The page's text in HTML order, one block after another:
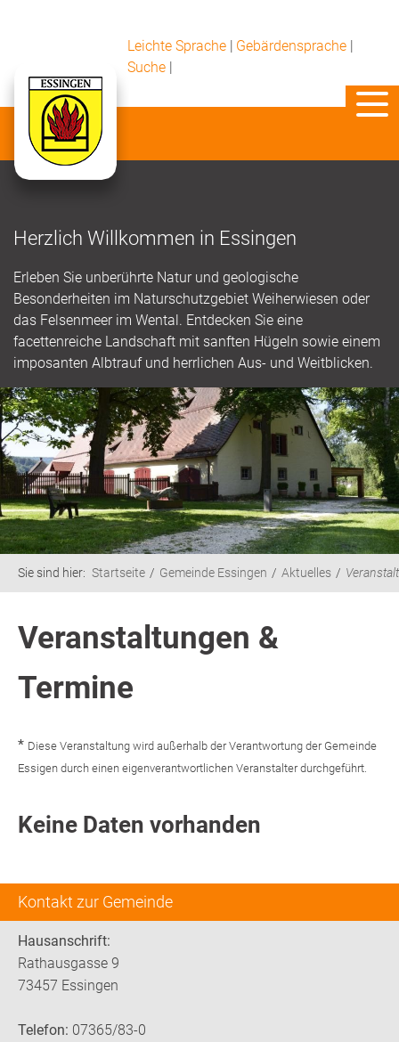
Leichte Sprache | Gebärdensprache |
Suche |
Herzlich Willkommen in Essingen
Erleben Sie unberührte Natur und geologische
Besonderheiten im Naturschutzgebiet Weiherwiesen oder
das Felsenmeer im Wental. Entdecken Sie eine
facettenreiche Landschaft mit sanften Hügeln sowie einem
imposanten Albtrauf und herrlichen Aus- und Weitblicken.
Kontakt zur Gemeinde
Hausanschrift:
Rathausgasse 9
73457 Essingen
Telefon: 07365/83-0
Sie sind hier: Startseite Gemeinde Essingen Aktuelles
Veranstaltungen &
Termine
* Diese Veranstaltung wird außerhalb der Verantwortung der Gemeinde
Essigen durch einen eigenverantwortlichen Veranstalter durchgeführt.
Keine Daten vorhanden